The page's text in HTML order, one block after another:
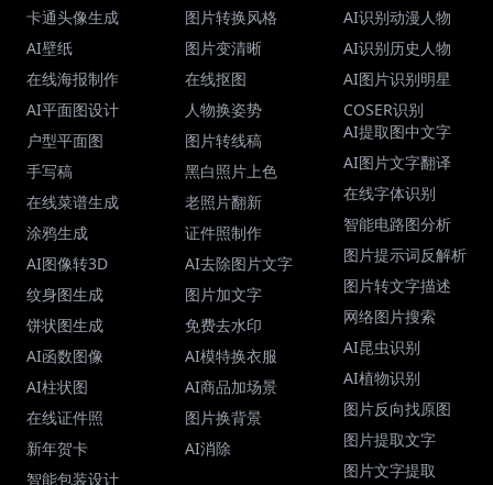
卡通头像生成
AI壁纸
在线海报制作
AI平面图设计
户型平面图
手写稿
在线菜谱生成
涂鸦生成
AI图像转3D
纹身图生成
饼状图生成
AI函数图像
AI柱状图
在线证件照
新年贺卡
智能包装设计
图片转换风格
图片变清晰
在线抠图
人物换姿势
图片转线稿
黑白照片上色
老照片翻新
证件照制作
AI去除图片文字
图片加文字
免费去水印
AI模特换衣服
AI商品加场景
图片换背景
AI消除
AI识别动漫人物
AI识别历史人物
AI图片识别明星
COSER识别
AI提取图中文字
AI图片文字翻译
在线字体识别
智能电路图分析
图片提示词反解析
图片转文字描述
网络图片搜索
AI昆虫识别
AI植物识别
图片反向找原图
图片提取文字
图片文字提取